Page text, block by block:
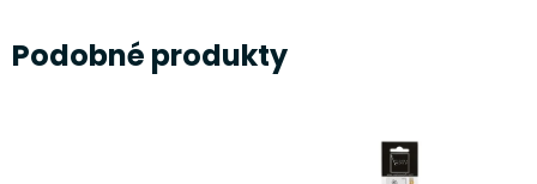
Podobné produkty